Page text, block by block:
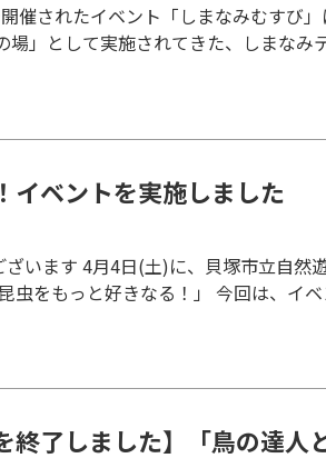
催されたイベント「しまなみむすび
」として実施されてきた、しまなみ
イベントを実施しました
います 4月4日(土)に、貝塚市立自然
虫をもっと好きなる！」 今回は、イ
終了しました】「鳥の達